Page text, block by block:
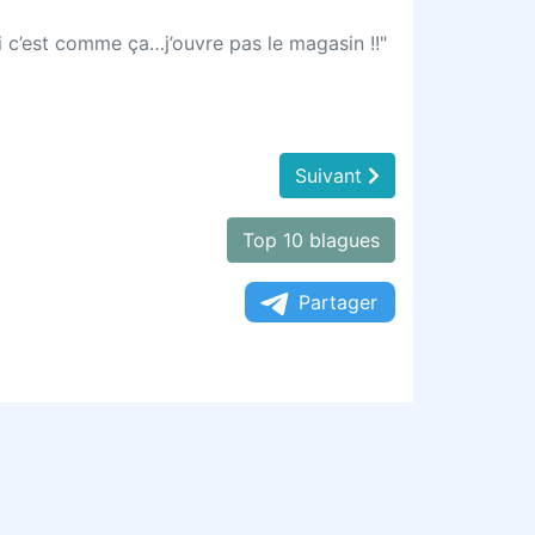
comme ça…j’ouvre pas le magasin !!"
Suivant
Top 10 blagues
Partager